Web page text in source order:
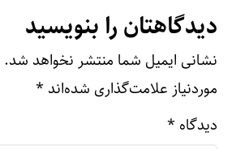
دیدگاهتان را بنویسید
نشانی ایمیل شما منتشر نخواهد شد.
موردنیاز علامت‌گذاری شده‌اند *
دیدگاه *